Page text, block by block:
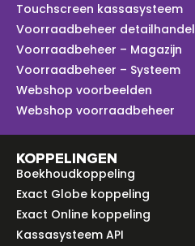
Touchscreen kassasysteem
Voorraadbeheer detailhandel
Voorraadbeheer – Magazijn
Voorraadbeheer – Systeem
Webshop voorbeelden
Webshop voorraadbeheer
KOPPELINGEN
Boekhoudkoppeling
Exact Globe koppeling
Exact Online koppeling
Kassasysteem API